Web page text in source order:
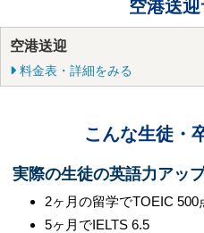
空港送
空港送迎
料金表・詳細をみる
こんな生徒・
実際の生徒の英語力アッ
2ヶ月の留学でTOEIC
5ヶ月でIELTS 6.5